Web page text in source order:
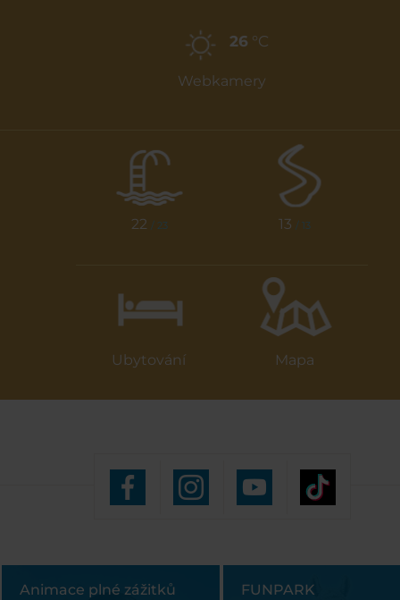
26 °C
Webkamery
22 / 23 13 / 13
Ubytování Mapa
Animace plné zážitků FUNPARK